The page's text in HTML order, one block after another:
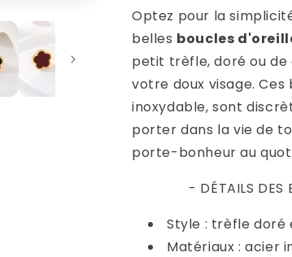
Optez pour la
belles boucles
petit trèfle, doré ou
votre doux visage.
inoxydable, sont
porter dans la vie de
porte-bonheur au
- DÉTAILS DES
Style : trèfle doré
Matériaux : acier